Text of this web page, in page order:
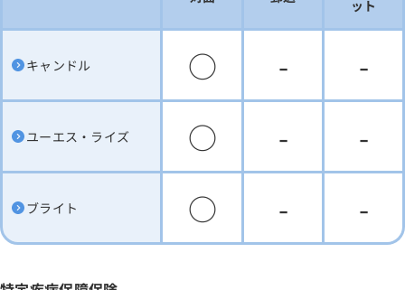
ット
キャンドル ○ - -
ユーエス・ライズ ○ - -
ブライト ○ - -